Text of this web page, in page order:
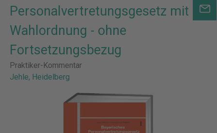
Personalvertretungsgesetz mit
Wahlordnung - ohne
Fortsetzungsbezug
Praktiker-Kommentar
Jehle, Heidelberg